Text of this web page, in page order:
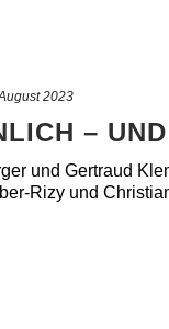
2023
–
und Gertraud
Rizy und